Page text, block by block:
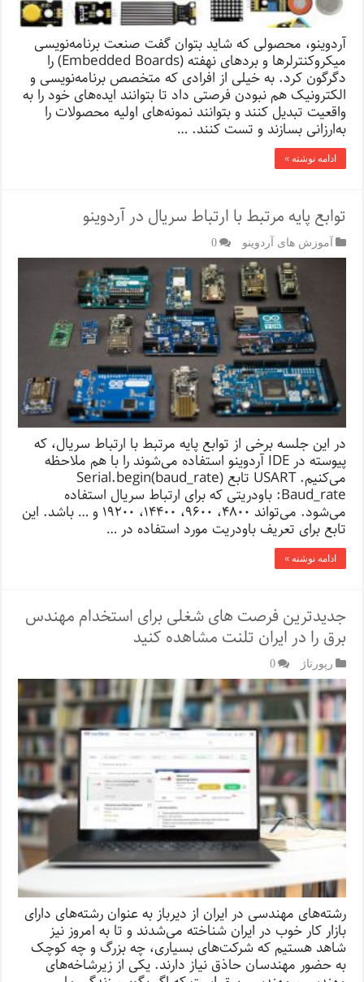
آردوینو، محصولی که شاید بتوان گفت صنعت برنامه‌نویسی
میکروکنترلرها و برد‌های نهفته (Embedded Boards) را
دگرگون کرد. به خیلی از افرادی که متخصص برنامه‌نویسی و
الکترونیک هم نبودن فرصتی داد تا بتوانند ایده‌های خود را به
واقعیت تبدیل کنند و بتوانند نمونه‌های اولیه محصولات را
به‌ارزانی بسازند و تست کنند. …
ادامه نوشته »
توابع پایه مرتبط با ارتباط سریال در آردوینو
آموزش های آردوینو 0
در این جلسه برخی از توابع پایه مرتبط با ارتباط سریال، که
پیوسته در IDE آردوینو استفاده می‌شوند را با هم ملاحظه
می‌کنیم. USART تابع (Serial.begin(baud_rate
Baud_rate: باودریتی که برای ارتباط سریال استفاده
می‌شود. می‌تواند ۴۸۰۰، ۹۶۰۰، ۱۴۴۰۰، ۱۹۲۰۰ و … باشد. این
تابع برای تعریف باودریت مورد استفاده در …
ادامه نوشته »
جدیدترین فرصت های شغلی برای استخدام مهندس
برق را در ایران‌ تلنت مشاهده کنید
رپورتاژ‌ 0
رشته‌های مهندسی در ایران از دیرباز به عنوان رشته‌های دارای
بازار کار خوب در ایران شناخته می‌شدند و تا به امروز نیز
شاهد هستیم که شرکت‌های بسیاری، چه بزرگ و چه کوچک
به حضور مهندسان حاذق نیاز دارند. یکی از زیرشاخه‌های